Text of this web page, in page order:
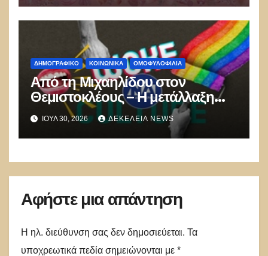
ΔΗΜΟΓΡΑΦΙΚΌ ΚΟΙΝΩΝΙΚΑ ΟΜΟΦΥΛΟΦΙΛΊΑ
Από τη Μιχαηλίδου στον
Θεμιστοκλέους – Η μετάλλαξη
της δεξιάς σε woke συμμορία –
Διάλυση οικογένειας και εμβόλια
θανάτου
ΙΟΎΛ 30, 2026 ΔΕΚΈΛΕΙΑ NEWS
Αφήστε μια απάντηση
Η ηλ. διεύθυνση σας δεν δημοσιεύεται. Τα
υποχρεωτικά πεδία σημειώνονται με *